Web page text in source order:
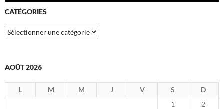
CATÉGORIES
Catégories
AOÛT 2026
L M M J V S
D
1
2